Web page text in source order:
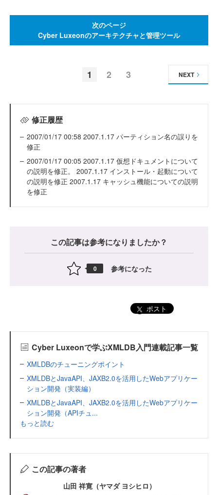
次のページ
Cyber Luxeonのアーキテクチャと管理ツール
1 2 3 NEXT
修正履歴
2007/01/17 00:58 2007.1.17 パーティション名の誤りを
修正
2007/01/17 00:05 2007.1.17 仮想ドキュメントについて
の説明を修正。 2007.1.17 インストール・起動について
の説明を修正 2007.1.17 キャッシュ機能についての説明
を修正
この記事は参考になりましたか？
0 参考になった
ポスト
Cyber Luxeonで学ぶXMLDB入門連載記事一覧
XMLDBのチューニングポイント
XMLDBとJavaAPI、JAXB2.0を活用したWebアプリケー
ション開発（実装編）
XMLDBとJavaAPI、JAXB2.0を活用したWebアプリケー
ション開発（APIチュ...
もっと読む
この記事の著者
山田 祥寛（ヤマダ ヨシヒロ）